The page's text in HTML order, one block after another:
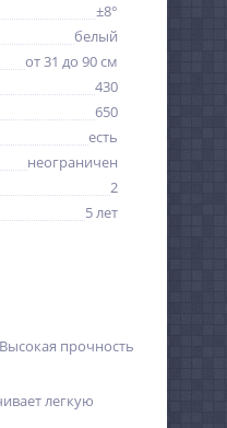
±8°
белый
от 31 до 90 см
430
650
есть
неограничен
2
5 лет
прочность
легкую